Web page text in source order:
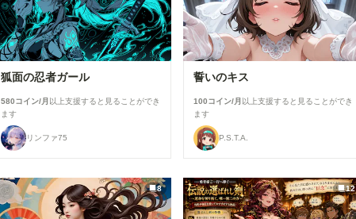
狐面の忍者ガール
580コイン/月 以上支援すると見ることができ
ます
リンファ75
誓いのキス
100コイン/月 以上支援すると見ることができ
ます
P.S.T.A.
8 12